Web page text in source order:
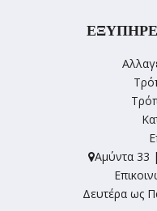
Αμύντα 33
Δευτέρα ως